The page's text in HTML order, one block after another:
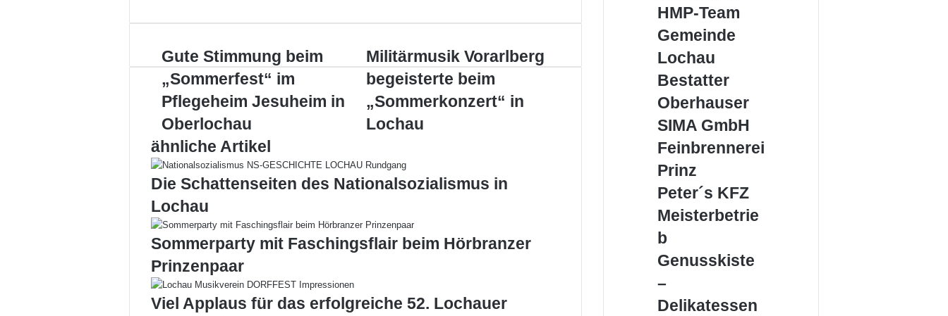
E-
Gute
Stimmung
beim
„Sommerfest“
Pflegeheim
Jesuheim
in
Oberlochau
Gute Stimmung beim
„Sommerfest“ im
Pflegeheim Jesuheim in
Oberlochau
Militärmusik
Vorarlberg
begeisterte
beim
„Sommerkonzert“
in
Militärmusik Vorarlberg
begeisterte beim
„Sommerkonzert“ in
Lochau
ähnliche Artikel
Die Schattenseiten des Nationalsozialismus in
Lochau
Sommerparty mit Faschingsflair beim Hörbranzer
Prinzenpaar
Viel Applaus für das erfolgreiche 52. Lochauer
HMP-
HMP-Team
Gemeinde
Gemeinde
Lochau
Bestatter
Bestatter
Oberhauser
SIMA
SIMA GmbH
Feinbrennerei
Feinbrennerei
Prinz
Peter
KFZ
Meisterbetrieb
Peter´s KFZ
Meisterbetrie
b
Genusskiste
Delikatessen
vom
Genusskiste
–
Delikatessen